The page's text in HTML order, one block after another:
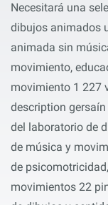
Necesitará una
dibujos animados
animada sin
movimiento,
movimiento 1 227
description
del laboratorio de
de música y
de
movimientos 22